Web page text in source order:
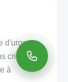
d'urgence
critiques
à